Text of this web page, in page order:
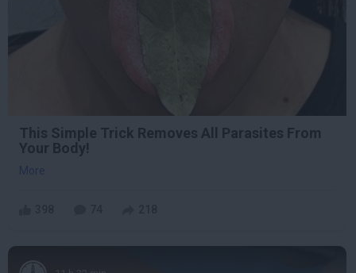
This Simple Trick Removes All Parasites From
Your Body!
More